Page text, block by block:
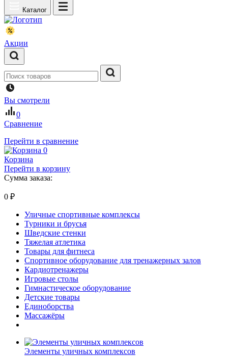
Каталог
Акции
Вы смотрели
0
Сравнение
Перейти в сравнение
0
Корзина
Перейти в корзину
Сумма заказа:
0 ₽
Уличные спортивные комплексы
Турники и брусья
Шведские стенки
Тяжелая атлетика
Товары для фитнеса
Спортивное оборудование для тренажерных залов
Кардиотренажеры
Игровые столы
Гимнастическое оборудование
Детские товары
Единоборства
Массажёры
Элементы уличных комплексов